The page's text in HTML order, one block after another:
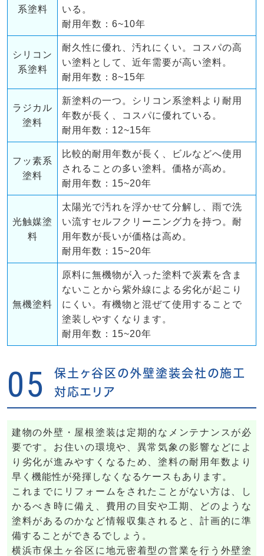
系塗料
いる。
耐用年数：6~10年
シリコン
系塗料
耐久性に優れ、汚れにくい。コスパの高
い塗料として、近年需要が高い塗料。
耐用年数：8~15年
ラジカル
塗料
新塗料の一つ。シリコン系塗料より耐用
年数が長く、コスパに優れている。
耐用年数：12~15年
フッ素系
塗料
比較的耐用年数が長く、ビルなどへ使用
されることの多い塗料。価格が高め。
耐用年数：15~20年
光触媒塗
料
太陽光で汚れを浮かせて分解し、雨で洗
い流すセルフクリーニング力を持つ。耐
用年数が長いが価格は高め。
耐用年数：15~20年
無機塗料
原料に無機物が入った塗料で炭素を含ま
ないことから紫外線による劣化が起こり
にくい。有機物と混ぜて使用することで
塗装しやすくなります。
耐用年数：15~20年
05
保土ヶ谷区の外壁塗装会社の施工
対応エリア
建物の外壁・屋根塗装は定期的なメンテナンスが必
要です。お住いの環境や、異常気象の影響などによ
り劣化が進みやすくなるため、塗料の耐用年数より
早く機能性が発揮しなくなるケースもあります。
これまでにリフォームをされたことがない方は、し
かるべき時に備え、費用の目安や工期、どのような
塗料があるのかなど情報収集されると、計画的に準
備することができるでしょう。
横浜市保土ヶ谷区に地元密着型の営業を行う外壁塗